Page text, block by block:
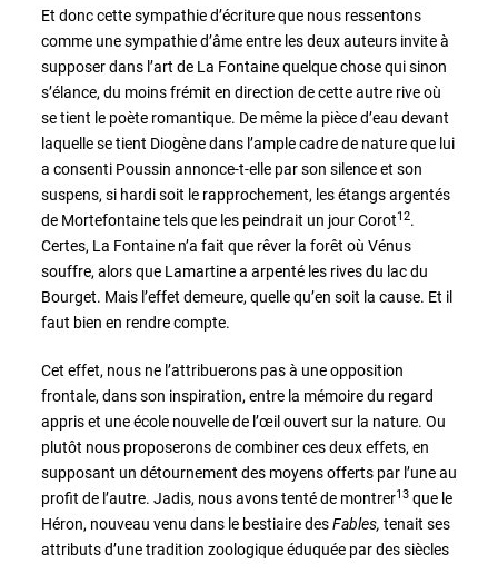
Et donc cette sympathie d’écriture que nous ressentons
comme une sympathie d’âme entre les deux auteurs invite à
supposer dans l’art de La Fontaine quelque chose qui sinon
s’élance, du moins frémit en direction de cette autre rive où
se tient le poète romantique. De même la pièce d’eau devant
laquelle se tient Diogène dans l’ample cadre de nature que lui
a consenti Poussin annonce-t-elle par son silence et son
suspens, si hardi soit le rapprochement, les étangs argentés
de Mortefontaine tels que les peindrait un jour Corot12.
Certes, La Fontaine n’a fait que rêver la forêt où Vénus
souffre, alors que Lamartine a arpenté les rives du lac du
Bourget. Mais l’effet demeure, quelle qu’en soit la cause. Et il
faut bien en rendre compte.
Cet effet, nous ne l’attribuerons pas à une opposition
frontale, dans son inspiration, entre la mémoire du regard
appris et une école nouvelle de l’œil ouvert sur la nature. Ou
plutôt nous proposerons de combiner ces deux effets, en
supposant un détournement des moyens offerts par l’une au
profit de l’autre. Jadis, nous avons tenté de montrer13 que le
Héron, nouveau venu dans le bestiaire desFables, tenait ses
attributs d’une tradition zoologique éduquée par des siècles